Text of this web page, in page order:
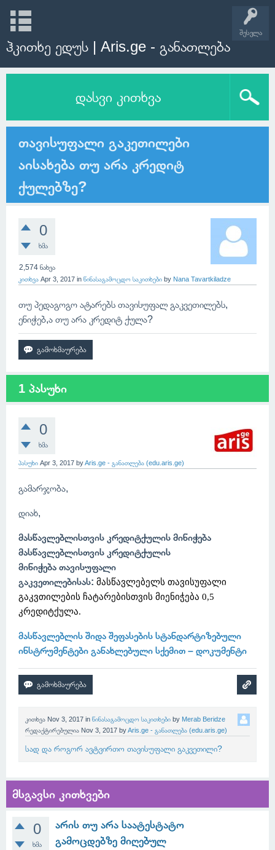
შესვლა
ჰკითხე ედუს | Aris.ge - განათლება
დასვი კითხვა
თავისუფალი გაკეთილები
აისახება თუ არა კრედიტ
ქულებზე?
0
ხმა
2,574ნახვა
კითხვა Apr 3, 2017 in წინასაგამოცდო საკითხები by Nana Tavartkiladze
თუ პედაგოგო ატარებს თავისუფალ გაკვეთილებს,
ენიჭებ,ა თუ არა კრედიტ ქულა?
1 პასუხი
0
ხმა
პასუხი Apr 3, 2017 byAris.ge - განათლება (edu.aris.ge)
გამარჯობა,
დიახ,
მასწავლებლისთვის კრედიტქულის მინიჭება
მასწავლებლისთვის კრედიტქულის
მინიჭება თავისუფალი
გაკვეთილებისას: მასწავლებელს თავისუფალი
გაკვთილების ჩატარებისთვის მიენიჭება 0,5
კრედიტქულა.
მასწავლებლის შიდა შეფასების სტანდარტიზებული
ინსტრუმენტები განახლებული სქემით – დოკუმენტი​
კითხვა Nov 3, 2017 in წინასაგამოცდო საკითხები by Merab Beridze
რედაქტირებულია Nov 3, 2017 byAris.ge - განათლება (edu.aris.ge)
სად და როგორ ავტვირთო თავისუფალი გაკვეთილი?
მსგავსი კითხვები
0
ხმა
არის თუ არა საატესტატო
გამოცდებზე მიღებულ